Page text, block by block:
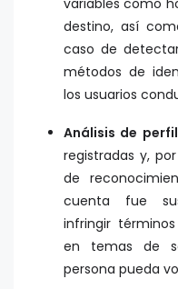
variables como
destino, así
caso de
métodos de
los usuarios
Análisis de
registradas y,
de
cuenta fue
infringir
en temas de
persona pueda